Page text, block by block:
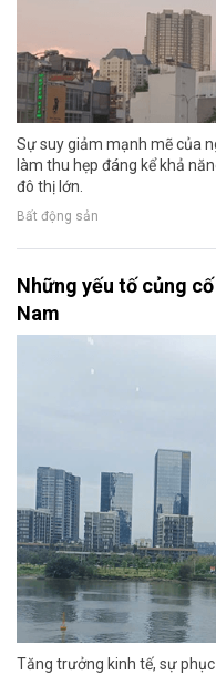
Sự suy giảm mạnh mẽ của
làm thu hẹp đáng kể khả
đô thị lớn.
Bất động sản
Những yếu tố củng
Nam
Tăng trưởng kinh tế, sự